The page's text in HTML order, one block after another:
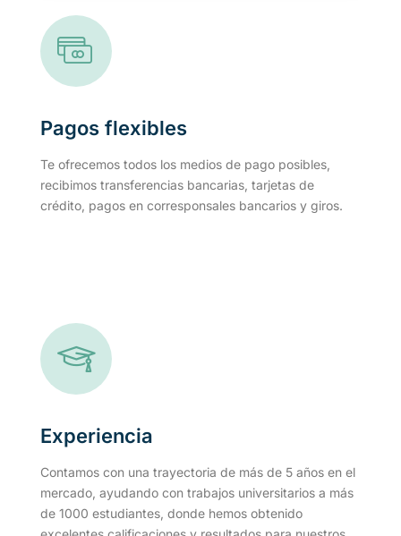
Pagos flexibles
Te ofrecemos todos los medios de pago posibles,
recibimos transferencias bancarias, tarjetas de
crédito, pagos en corresponsales bancarios y giros.
Experiencia
Contamos con una trayectoria de más de 5 años en el
mercado, ayudando con trabajos universitarios a más
de 1000 estudiantes, donde hemos obtenido